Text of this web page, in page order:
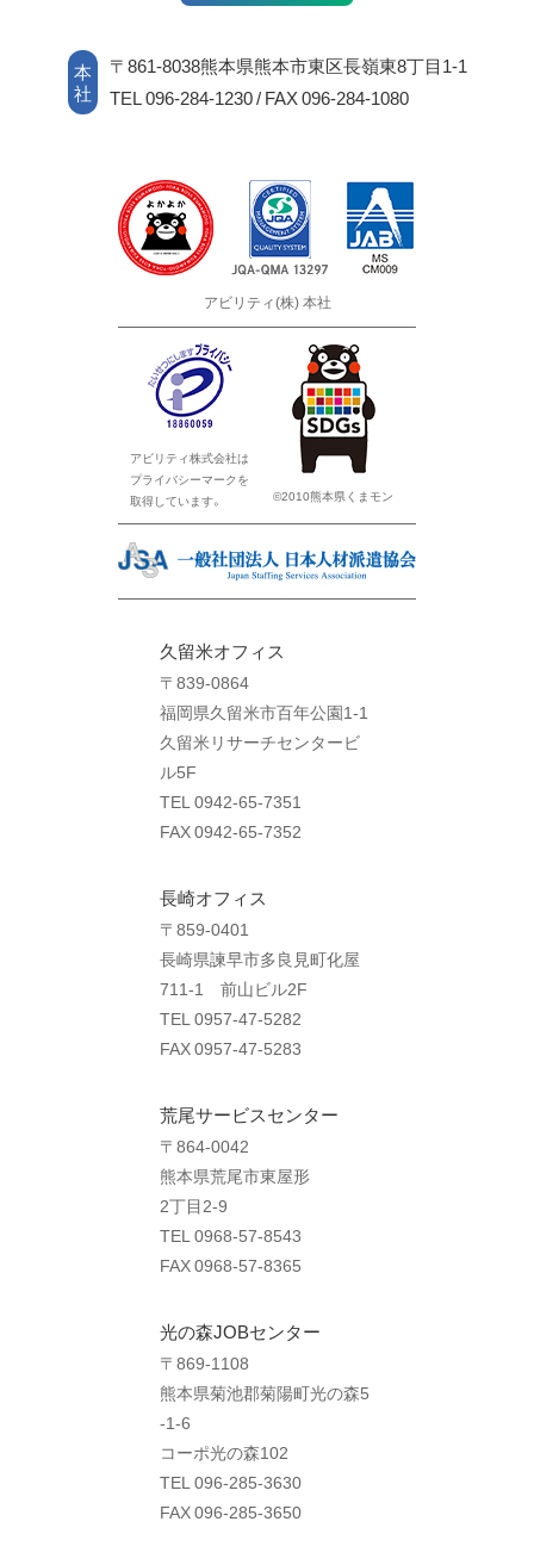
本
社
〒861-8038熊本県熊本市東区長嶺東8丁目1-1
TEL 096-284-1230 / FAX 096-284-1080
アビリティ(株) 本社
アビリティ株式会社は
プライバシーマークを
取得しています。
©2010熊本県くまモン
久留米オフィス
〒839-0864
福岡県久留米市百年公園1-1
久留米リサーチセンタービ
ル5F
TEL 0942-65-7351
FAX 0942-65-7352
長崎オフィス
〒859-0401
長崎県諫早市多良見町化屋
711-1 前山ビル2F
TEL 0957-47-5282
FAX 0957-47-5283
荒尾サービスセンター
〒864-0042
熊本県荒尾市東屋形
2丁目2-9
TEL 0968-57-8543
FAX 0968-57-8365
光の森JOBセンター
〒869-1108
熊本県菊池郡菊陽町光の森5
-1-6
コーポ光の森102
TEL 096-285-3630
FAX 096-285-3650